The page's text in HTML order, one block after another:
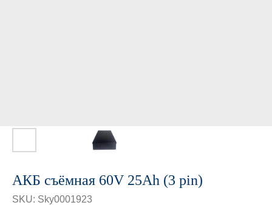
АКБ съёмная 60V 25Ah (3 pin)
SKU: Sky0001923